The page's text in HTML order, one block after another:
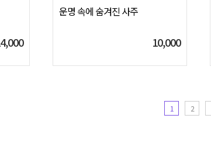
운명 속에 숨겨진 사주
10,000
1 2